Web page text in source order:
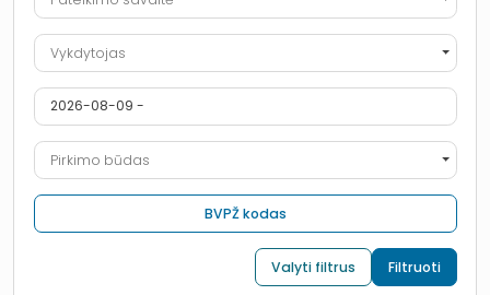
Vykdytojas
Vykdytojas
Pasiūlymo teikimo terminas nuo iki
Pirkimo būdas
Pirkimo būdas
BVPŽ kodas
Filtruoti
Valyti filtrus